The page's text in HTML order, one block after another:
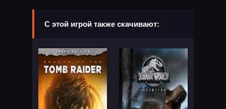
С этой игрой также скачивают: